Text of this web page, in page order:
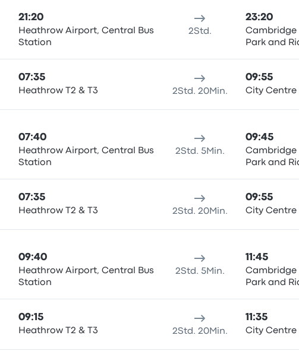
21:20
Heathrow Airport, Central Bus
Station
2Std.
23:20
Cambridge
Park and
07:35
Heathrow T2 & T3 2Std. 20Min.
09:55
City Centre
07:40
Heathrow Airport, Central Bus
Station
2Std. 5Min.
09:45
Cambridge
Park and
07:35
Heathrow T2 & T3 2Std. 20Min.
09:55
City Centre
09:40
Heathrow Airport, Central Bus
Station
2Std. 5Min.
11:45
Cambridge
Park and
09:15
Heathrow T2 & T3 2Std. 20Min.
11:35
City Centre